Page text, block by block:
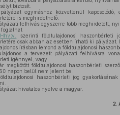
biztosít.
egymáshoz közvetlenül
is meghirdethető.
felhívás egyszerre több meghirdetett,
Hhvtv.
szerinti földtulajdonosi haszonbérleti
csak abban az esetben írható ki pályázat,
írásban lemond a földtulajdonosi
a tervezett pályázati felhívásra
igénnyel, vagy
megkötött földtulajdonosi haszonbérleti
napon belül nem jelent be.
haszonbérleti jog
hivatalos nyelve a magyar.
2.